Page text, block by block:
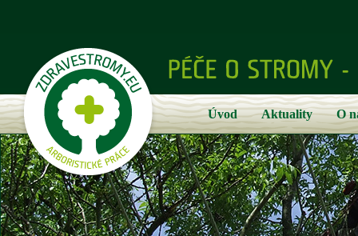
Úvod Aktuality O